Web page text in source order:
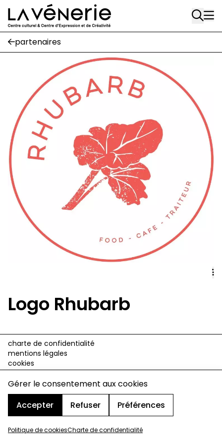
Gérer le consentement aux cookies
Accepter
Refuser Préférences
Politique de cookiesCharte de confidentialité
Aller au contenu principal
Rue Gratès, 3
1170 Watermael-Boitsfort
02 663 85 50
Place Gilson, 3
1170 Watermael-Boitsfort
02 663 85 50
suivez-nous
Journal Vénerie
- version papier
Newsletter
A
partenaires
Logo Rhubarb
charte de confidentialité
mentions légales
cookies
design & développement :© signelazer.com